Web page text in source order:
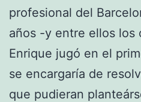
profesional del
años -y entre ellos los
Enrique jugó en el
se encargaría de
que pudieran